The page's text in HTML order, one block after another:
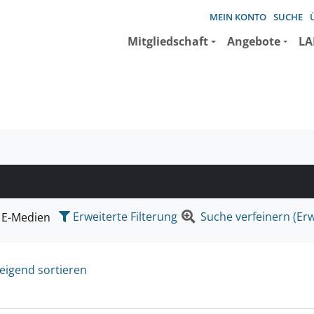
MEIN KONTO SUCHE
Mitgliedschaft Angebote
suchen wollen.
E-Medien Erweiterte Filterung Suche verfeinern
sortieren